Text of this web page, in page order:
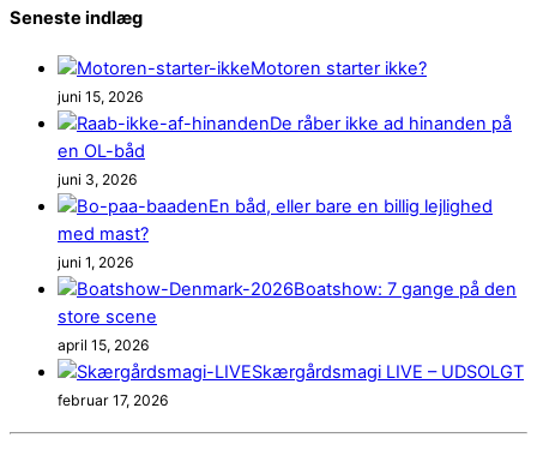
Seneste indlæg
Motoren starter ikke?
juni 15, 2026
De råber ikke ad hinanden på
en OL-båd
juni 3, 2026
En båd, eller bare en billig lejlighed
med mast?
juni 1, 2026
Boatshow: 7 gange på den
store scene
april 15, 2026
Skærgårdsmagi LIVE – UDSOLGT
februar 17, 2026